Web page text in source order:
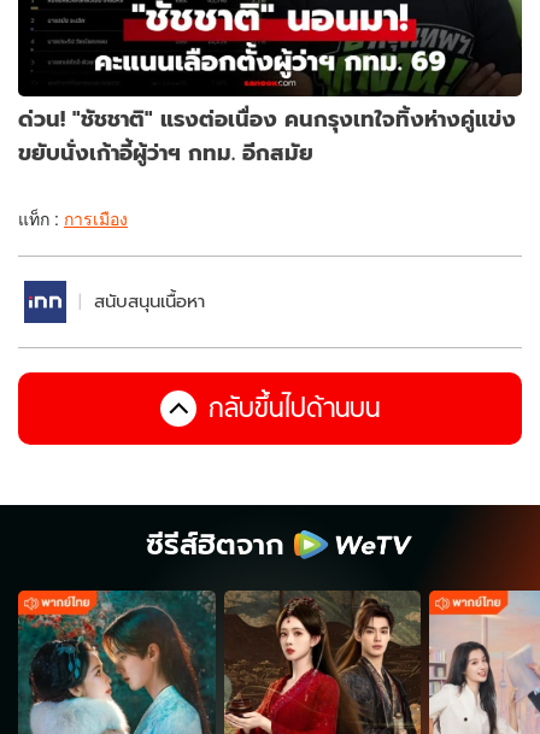
ด่วน! "ชัชชาติ" แรงต่อเนื่อง คนกรุงเทใจทิ้งห่างคู่แข่ง
ขยับนั่งเก้าอี้ผู้ว่าฯ กทม. อีกสมัย
แท็ก : การเมือง
สนับสนุนเนื้อหา
กลับขึ้นไปด้านบน
ซีรีส์ฮิตจาก